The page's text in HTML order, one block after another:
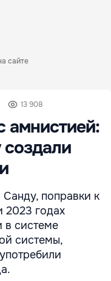
сайте
13 908
амнистией:
поправки к
2023 годах
в системе
системы,